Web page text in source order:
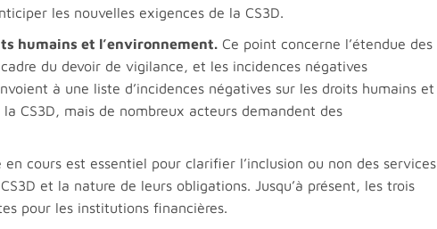
les nouvelles exigences de la CS3D.
humains et l’environnement.Ce point concerne l’étendue des
du devoir de vigilance, et les incidences négatives
à une liste d’incidences négatives sur les droits humains et
CS3D, mais de nombreux acteurs demandent des
cours est essentiel pour clarifier l’inclusion ou non des services
et la nature de leurs obligations. Jusqu’à présent, les trois
pour les institutions financières.